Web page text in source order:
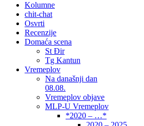
Kolumne
chit-chat
Osvrti
Recenzije
Domaća scena
St Đir
Tg Kantun
Vremeplov
Na današnji dan
08.08.
Vremeplov objave
MLP-U Vremeplov
*2020 – …*